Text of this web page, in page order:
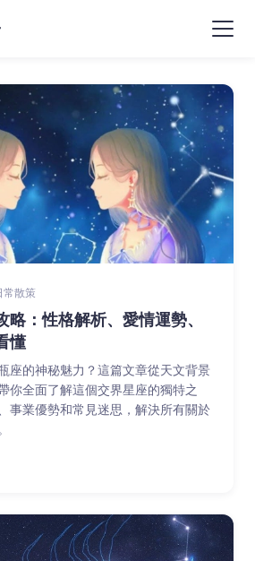
常散策
略：性格解析、愛情運勢、
懂
座的神秘魅力？這篇文章從天文背景
你全面了解這個交界星座的獨特之
事業優勢和常見迷思，解決所有關於